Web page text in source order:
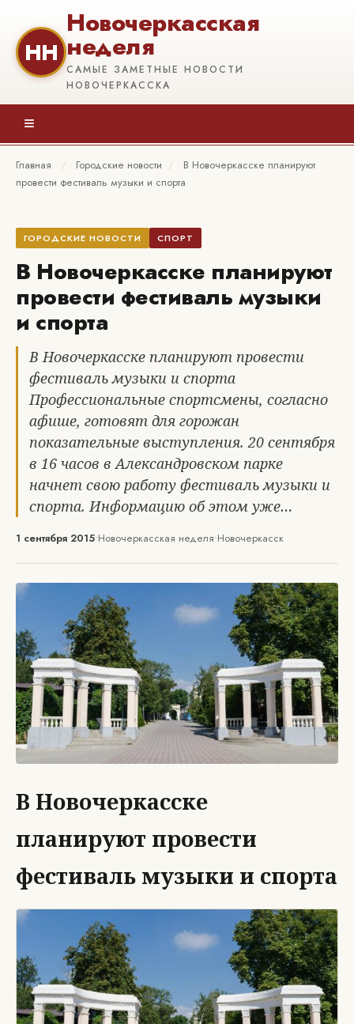
НН
Новочеркасская
неделя
САМЫЕ ЗАМЕТНЫЕ НОВОСТИ
НОВОЧЕРКАССКА
≡
Главная / Городские новости /
В Новочеркасске планируют
провести фестиваль музыки и спорта
ГОРОДСКИЕ НОВОСТИ СПОРТ
В Новочеркасске планируют
провести фестиваль музыки
и спорта
В Новочеркасске планируют провести
фестиваль музыки и спорта
Профессиональные спортсмены, согласно
афише, готовят для горожан
показательные выступления. 20 сентября
в 16 часов в Александровском парке
начнет свою работу фестиваль музыки и
спорта. Информацию об этом уже…
1 сентября 2015•Новочеркасская неделя•Новочеркасск
В Новочеркасске
планируют провести
фестиваль музыки и спорта